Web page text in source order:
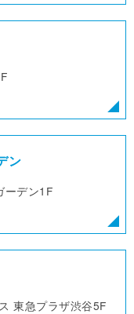
ン
ーデン1F
東急プラザ渋谷5F